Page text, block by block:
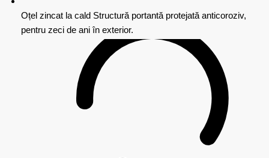
Oțel zincat la cald Structură portantă protejată anticoroziv,
pentru zeci de ani în exterior.